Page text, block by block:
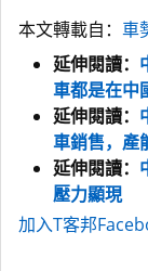
本文轉載自： 車
延伸閱讀：
車都是在中
延伸閱讀：
車銷售，產
延伸閱讀：
壓力顯現
加入T客邦